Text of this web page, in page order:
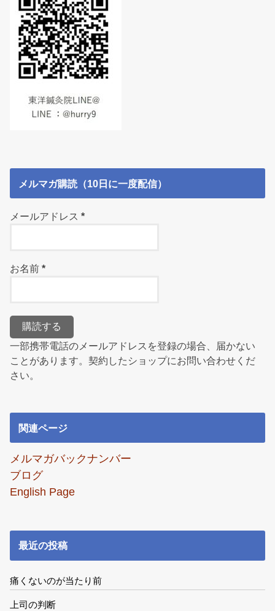
メルマガ購読（10日に一度配信）
メールアドレス*
お名前*
一部携帯電話のメールアドレスを登録の場合、届かない
ことがあります。契約したショップにお問い合わせくだ
さい。
関連ページ
メルマガバックナンバー
ブログ
English Page
最近の投稿
痛くないのが当たり前
上司の判断